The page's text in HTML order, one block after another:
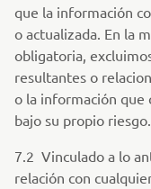
que la información
o actualizada. En la
obligatoria,
resultantes o
o la información que
bajo su propio riesgo.
7.2 Vinculado a lo
relación con